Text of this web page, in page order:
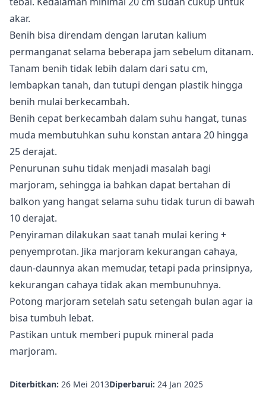
akar.
Benih bisa direndam dengan larutan kalium
permanganat selama beberapa jam sebelum ditanam.
Tanam benih tidak lebih dalam dari satu cm,
lembapkan tanah, dan tutupi dengan plastik hingga
benih mulai berkecambah.
Benih cepat berkecambah dalam suhu hangat, tunas
muda membutuhkan suhu konstan antara 20 hingga
25 derajat.
Penurunan suhu tidak menjadi masalah bagi
marjoram, sehingga ia bahkan dapat bertahan di
balkon yang hangat selama suhu tidak turun di bawah
10 derajat.
Penyiraman dilakukan saat tanah mulai kering +
penyemprotan. Jika marjoram kekurangan cahaya,
daun-daunnya akan memudar, tetapi pada prinsipnya,
kekurangan cahaya tidak akan membunuhnya.
Potong marjoram setelah satu setengah bulan agar ia
bisa tumbuh lebat.
Pastikan untuk memberi pupuk mineral pada
marjoram.
Diterbitkan: 26 Mei 2013Diperbarui: 24 Jan 2025